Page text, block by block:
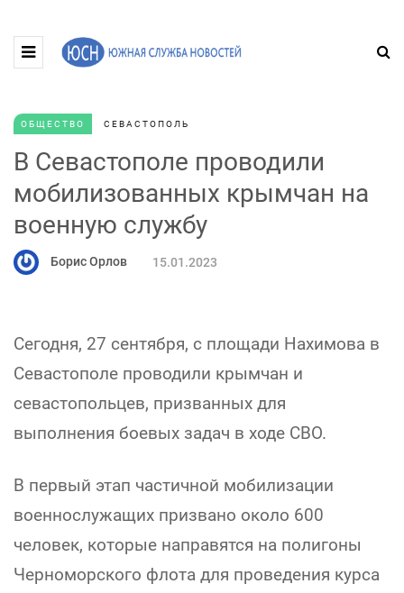
ОБЩЕСТВО СЕВАСТОПОЛЬ
В Севастополе проводили
мобилизованных крымчан на
военную службу
Борис Орлов 15.01.2023
Сегодня, 27 сентября, с площади Нахимова в
Севастополе проводили крымчан и
севастопольцев, призванных для
выполнения боевых задач в ходе СВО.
В первый этап частичной мобилизации
военнослужащих призвано около 600
человек, которые направятся на полигоны
Черноморского флота для проведения курса